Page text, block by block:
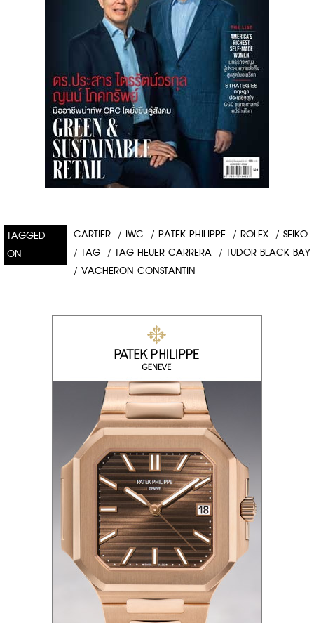
TAGGED
ON
CARTIER / IWC / PATEK PHILIPPE / ROLEX / SEIKO
/
TAG / TAG HEUER CARRERA /
TUDOR BLACK BAY
/ VACHERON CONSTANTIN